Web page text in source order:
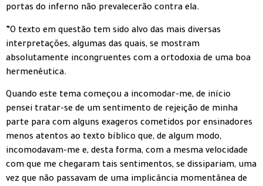
portas do inferno não prevalecerão contra ela.
”O texto em questão tem sido alvo das mais diversas
interpretações, algumas das quais, se mostram
absolutamente incongruentes com a ortodoxia de uma boa
hermenêutica.
Quando este tema começou a incomodar-me, de início
pensei tratar-se de um sentimento de rejeição de minha
parte para com alguns exageros cometidos por ensinadores
menos atentos ao texto bíblico que, de algum modo,
incomodavam-me e, desta forma, com a mesma velocidade
com que me chegaram tais sentimentos, se dissipariam, uma
vez que não passavam de uma implicância momentânea de